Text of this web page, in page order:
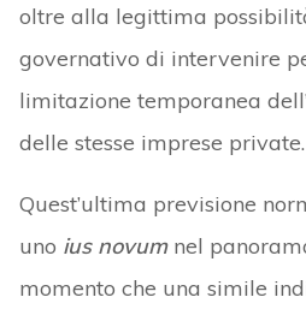
oltre alla legittima
governativo di intervenire
limitazione temporanea
delle stesse imprese private.
Quest’ultima previsione
uno ius novumnel
momento che una simile